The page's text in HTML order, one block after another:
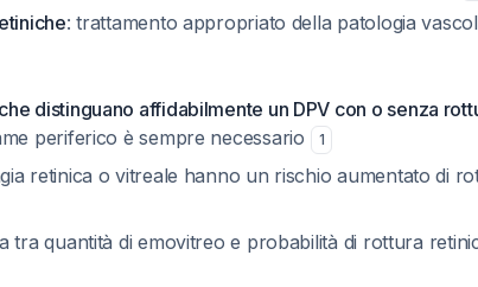
: trattamento appropriato della patologia
distinguano affidabilmente un DPV con o senza
periferico è sempre necessario 1
retinica o vitreale hanno un rischio aumentato di
tra quantità di emovitreo e probabilità di rottura